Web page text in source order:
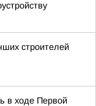
строителей
в ходе Первой